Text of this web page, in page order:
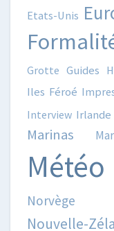
Etats-Unis
Grotte Guides
Iles Féroé
Interview Irlande
Marinas
Météo
Norvège
Nouvelle-